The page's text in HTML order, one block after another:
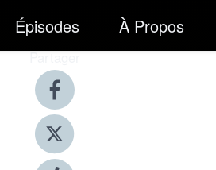
Épisodes À Propos
Partager